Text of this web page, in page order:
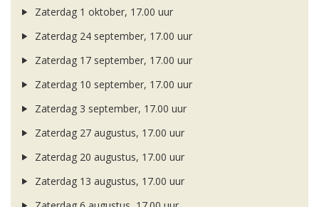
Zaterdag 1 oktober, 17.00 uur
Zaterdag 24 september, 17.00 uur
Zaterdag 17 september, 17.00 uur
Zaterdag 10 september, 17.00 uur
Zaterdag 3 september, 17.00 uur
Zaterdag 27 augustus, 17.00 uur
Zaterdag 20 augustus, 17.00 uur
Zaterdag 13 augustus, 17.00 uur